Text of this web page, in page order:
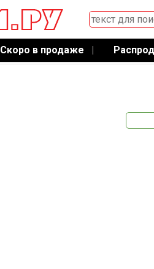
Скоро в продаже |